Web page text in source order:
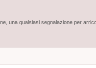
una qualsiasi segnalazione per